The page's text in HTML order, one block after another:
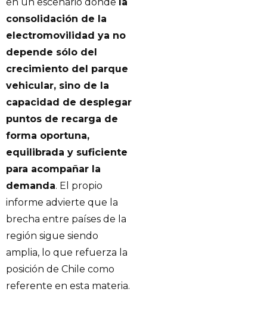
consolidación de la
electromovilidad ya no
depende sólo del
crecimiento del parque
vehicular, sino de la
capacidad de desplegar
puntos de recarga de
forma oportuna,
equilibrada y suficiente
para acompañar la
demanda. El propio
informe advierte que la
brecha entre países de la
región sigue siendo
amplia, lo que refuerza la
posición de Chile como
referente en esta materia.